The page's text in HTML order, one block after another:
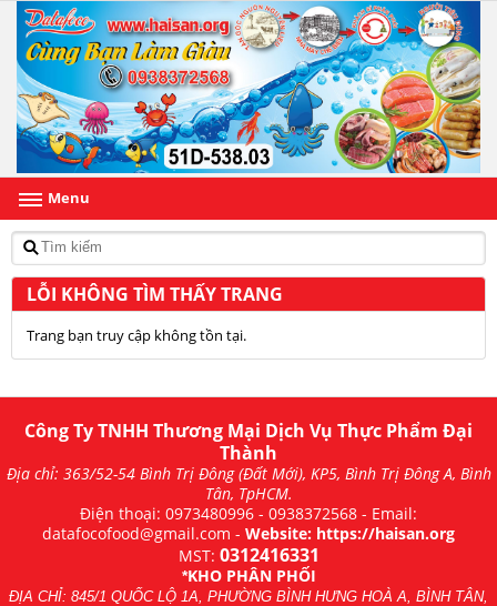
Menu
LỖI KHÔNG TÌM THẤY TRANG
Trang bạn truy cập không tồn tại.
Công Ty TNHH Thương Mại Dịch Vụ Thực Phẩm Đại
Thành
Địa chỉ: 363/52-54 Bình Trị Đông (Đất Mới), KP5, Bình Trị Đông A, Bình
Tân, TpHCM.
Điện thoại: 0973480996 - 0938372568 - Email:
datafocofood@gmail.com - Website: https://haisan.org
MST: 0312416331
*KHO PHÂN PHỐI
ĐỊA CHỈ: 845/1 QUỐC LỘ 1A, PHƯỜNG BÌNH HƯNG HOÀ A, BÌNH TÂN,